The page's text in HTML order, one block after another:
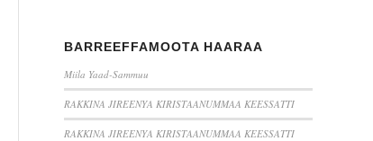
BARREEFFAMOOTA HAARAA
Miila Yaad-Sammuu
RAKKINA JIREENYA KIRISTAANUMMAA KEESSATTI
RAKKINA JIREENYA KIRISTAANUMMAA KEESSATTI